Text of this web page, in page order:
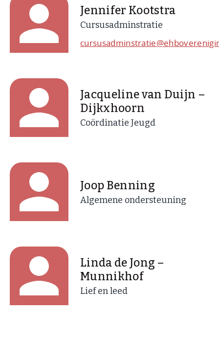
Jennifer Kootstra
Cursusadminstratie
Jacqueline van Duijn –
Dijkxhoorn
Coördinatie Jeugd
Joop Benning
Algemene ondersteuning
Linda de Jong –
Munnikhof
Lief en leed